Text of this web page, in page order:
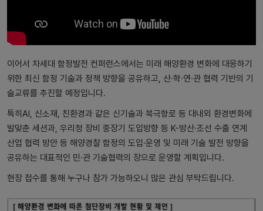
이어서 차세대 함정발전 컨퍼런스에서는 미래 해양환경 변화에 대응하기
위한 최신 함정 기술과 정책 방향을 공유하고, 산∙학∙연∙관 협력 기반의 기
술교류를 추진할 예정입니다.
특히AI, 신소재, 친환경과 같은 신기술과 북극항로 등 대내외 환경변화에
발맞춘 세션과, 우리청 장비 중장기 도입방향 등 K-방산∙조선 수출 연계
산업 협력 방안 등 해양경찰 함정의 도입·운영 및 미래 기술 발전 방향을
공유하는 대표적인 민·관 기술협력의 장으로 운영할 계획입니다.
현장 접수를 통해 누구나 참가 가능하오니 많은 관심 부탁드립니다.